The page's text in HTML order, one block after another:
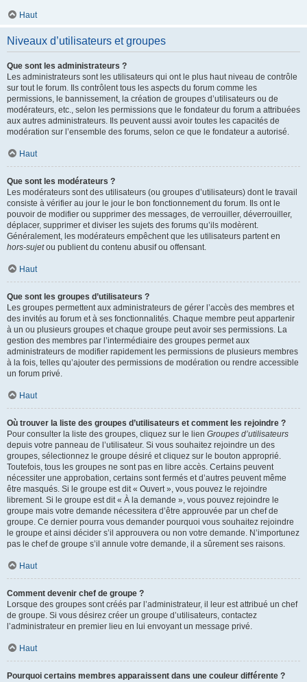
Haut
Niveaux d’utilisateurs et groupes
Que sont les administrateurs ?
Les administrateurs sont les utilisateurs qui ont le plus haut niveau de contrôle
sur tout le forum. Ils contrôlent tous les aspects du forum comme les
permissions, le bannissement, la création de groupes d’utilisateurs ou de
modérateurs, etc., selon les permissions que le fondateur du forum a attribuées
aux autres administrateurs. Ils peuvent aussi avoir toutes les capacités de
modération sur l’ensemble des forums, selon ce que le fondateur a autorisé.
Haut
Que sont les modérateurs ?
Les modérateurs sont des utilisateurs (ou groupes d’utilisateurs) dont le travail
consiste à vérifier au jour le jour le bon fonctionnement du forum. Ils ont le
pouvoir de modifier ou supprimer des messages, de verrouiller, déverrouiller,
déplacer, supprimer et diviser les sujets des forums qu’ils modèrent.
Généralement, les modérateurs empêchent que les utilisateurs partent en
hors-sujetou publient du contenu abusif ou offensant.
Haut
Que sont les groupes d’utilisateurs ?
Les groupes permettent aux administrateurs de gérer l’accès des membres et
des invités au forum et à ses fonctionnalités. Chaque membre peut appartenir
à un ou plusieurs groupes et chaque groupe peut avoir ses permissions. La
gestion des membres par l’intermédiaire des groupes permet aux
administrateurs de modifier rapidement les permissions de plusieurs membres
à la fois, telles qu’ajouter des permissions de modération ou rendre accessible
un forum privé.
Haut
Où trouver la liste des groupes d’utilisateurs et comment les rejoindre ?
Pour consulter la liste des groupes, cliquez sur le lien Groupes d’utilisateurs
depuis votre panneau de l’utilisateur. Si vous souhaitez rejoindre un des
groupes, sélectionnez le groupe désiré et cliquez sur le bouton approprié.
Toutefois, tous les groupes ne sont pas en libre accès. Certains peuvent
nécessiter une approbation, certains sont fermés et d’autres peuvent même
être masqués. Si le groupe est dit « Ouvert », vous pouvez le rejoindre
librement. Si le groupe est dit « À la demande », vous pouvez rejoindre le
groupe mais votre demande nécessitera d’être approuvée par un chef de
groupe. Ce dernier pourra vous demander pourquoi vous souhaitez rejoindre
le groupe et ainsi décider s’il approuvera ou non votre demande. N’importunez
pas le chef de groupe s’il annule votre demande, il a sûrement ses raisons.
Haut
Comment devenir chef de groupe ?
Lorsque des groupes sont créés par l’administrateur, il leur est attribué un chef
de groupe. Si vous désirez créer un groupe d’utilisateurs, contactez
l’administrateur en premier lieu en lui envoyant un message privé.
Haut
Pourquoi certains membres apparaissent dans une couleur différente ?